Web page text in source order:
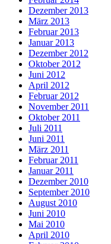
Dezember 2013
März 2013
Februar 2013
Januar 2013
Dezember 2012
Oktober 2012
Juni 2012
April 2012
Februar 2012
November 2011
Oktober 2011
Juli 2011
Juni 2011
März 2011
Februar 2011
Januar 2011
Dezember 2010
September 2010
August 2010
Juni 2010
Mai 2010
April 2010